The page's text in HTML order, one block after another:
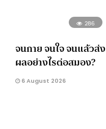
286
จนกาย จนใจ จนแล้วส่ง
ผลอย่างไรต่อสมอง?
6 August 2026